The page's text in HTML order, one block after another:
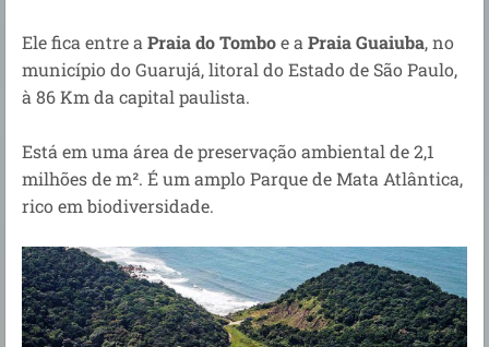
Ele fica entre a Praia do Tomboe a Praia Guaiuba, no
município do Guarujá, litoral do Estado de São Paulo,
à 86 Km da capital paulista.
Está em uma área de preservação ambiental de 2,1
milhões de m². É um amplo Parque de Mata Atlântica,
rico em biodiversidade.